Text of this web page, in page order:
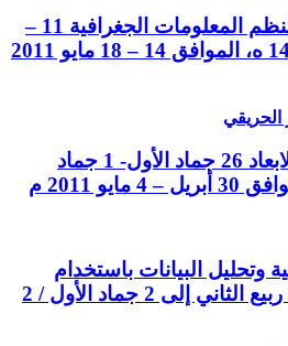
تطبيقات متقدمة لنظم المعلومات الجغرافية 11 –
15 جماد الثاني 1432 ه، الموافق 14 – 18 مايو 2011
■ ■ تصميم ثلاثي الابعاد 26 جماد الأول- 1 جماد
وتحليل البيانات باستخدام
حزمة SPSS ه، 28 ربيع الثاني إلى 2 جماد الأول / 2